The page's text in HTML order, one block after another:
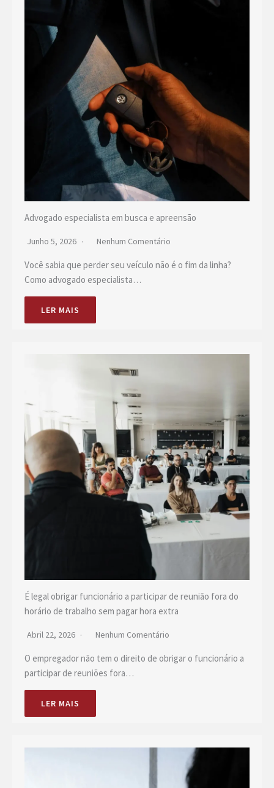
Advogado especialista em busca e apreensão
Junho 5, 2026 Nenhum Comentário
Você sabia que perder seu veículo não é o fim da linha?
Como advogado especialista…
LER MAIS
É legal obrigar funcionário a participar de reunião fora do
horário de trabalho sem pagar hora extra
Abril 22, 2026 Nenhum Comentário
O empregador não tem o direito de obrigar o funcionário a
participar de reuniões fora…
LER MAIS